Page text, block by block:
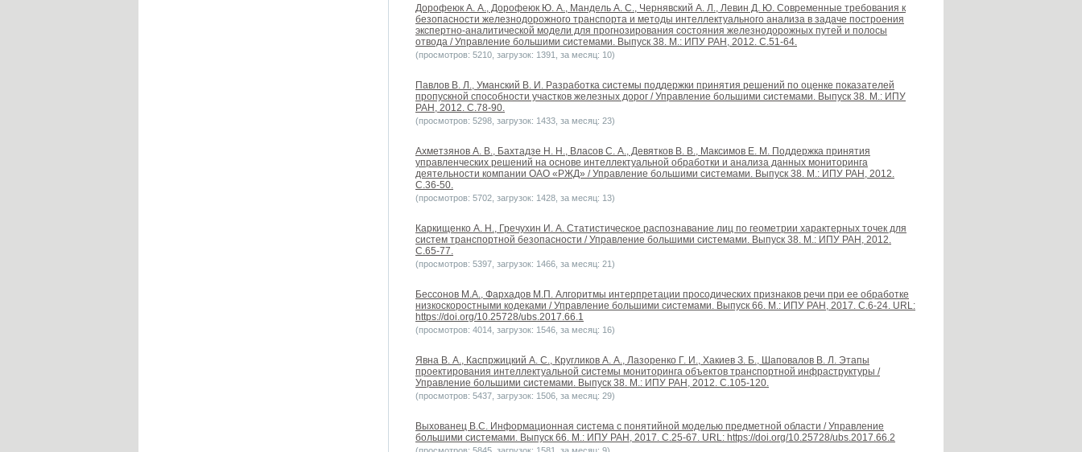
Дорофеюк А. А., Дорофеюк Ю. А., Мандель А. С., Чернявский А. Л., Левин Д. Ю. Современные требования к
безопасности железнодорожного транспорта и методы интеллектуального анализа в задаче построения
экспертно-аналитической модели для прогнозирования состояния железнодорожных путей и полосы
отвода / Управление большими системами. Выпуск 38. М.: ИПУ РАН, 2012. С.51-64.
(просмотров: 5210, загрузок: 1391, за месяц: 10)
Павлов В. Л., Уманский В. И. Разработка системы поддержки принятия решений по оценке показателей
пропускной способности участков железных дорог / Управление большими системами. Выпуск 38. М.: ИПУ
РАН, 2012. С.78-90.
(просмотров: 5298, загрузок: 1433, за месяц: 23)
Ахметзянов А. В., Бахтадзе Н. Н., Власов С. А., Девятков В. В., Максимов Е. М. Поддержка принятия
управленческих решений на основе интеллектуальной обработки и анализа данных мониторинга
деятельности компании ОАО «РЖД» / Управление большими системами. Выпуск 38. М.: ИПУ РАН, 2012.
С.36-50.
(просмотров: 5702, загрузок: 1428, за месяц: 13)
Каркищенко А. Н., Гречухин И. А. Статистическое распознавание лиц по геометрии характерных точек для
систем транспортной безопасности / Управление большими системами. Выпуск 38. М.: ИПУ РАН, 2012.
С.65-77.
(просмотров: 5397, загрузок: 1466, за месяц: 21)
Бессонов М.А., Фархадов М.П. Алгоритмы интерпретации просодических признаков речи при ее обработке
низкоскоростными кодеками / Управление большими системами. Выпуск 66. М.: ИПУ РАН, 2017. С.6-24. URL:
https://doi.org/10.25728/ubs.2017.66.1
(просмотров: 4014, загрузок: 1546, за месяц: 16)
Явна В. А., Каспржицкий А. С., Кругликов А. А., Лазоренко Г. И., Хакиев З. Б., Шаповалов В. Л. Этапы
проектирования интеллектуальной системы мониторинга объектов транспортной инфраструктуры /
Управление большими системами. Выпуск 38. М.: ИПУ РАН, 2012. С.105-120.
(просмотров: 5437, загрузок: 1506, за месяц: 29)
Выхованец В.С. Информационная система с понятийной моделью предметной области / Управление
большими системами. Выпуск 66. М.: ИПУ РАН, 2017. С.25-67. URL: https://doi.org/10.25728/ubs.2017.66.2